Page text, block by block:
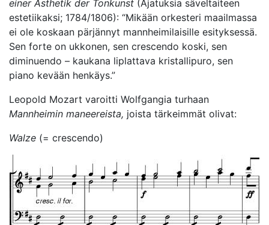
einer Ästhetik der Tonkunst (Ajatuksia säveltaiteen
estetiikaksi; 1784/1806): “Mikään orkesteri maailmassa
ei ole koskaan pärjännyt mannheimilaisille esityksessä.
Sen forte on ukkonen, sen crescendo koski, sen
diminuendo – kaukana liplattava kristallipuro, sen
piano kevään henkäys.”
Leopold Mozart varoitti Wolfgangia turhaan
Mannheimin maneereista, joista tärkeimmät olivat:
Walze (= crescendo)